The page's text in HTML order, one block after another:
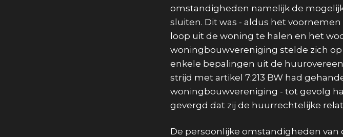
omstandigheden namelijk de
sluiten. Dit was - aldus het
loop uit de woning te halen en het
woningbouwvereniging stelde zich
enkele bepalingen uit de
strijd met artikel 7:213 BW had
woningbouwvereniging - tot gevolg
gevergd dat zij de huurrechtelijke
De persoonlijke omstandigheden van